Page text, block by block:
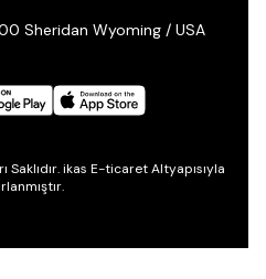
Sheridan Wyoming / USA
ikas E-ticaret Altyapısıyla